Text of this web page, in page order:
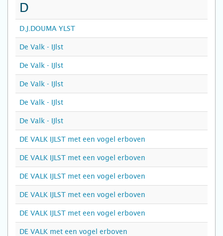
D
D.J.DOUMA YLST
De Valk - IJlst
De Valk - IJlst
De Valk - IJlst
De Valk - IJlst
De Valk - IJlst
DE VALK IJLST met een vogel erboven
DE VALK IJLST met een vogel erboven
DE VALK IJLST met een vogel erboven
DE VALK IJLST met een vogel erboven
DE VALK IJLST met een vogel erboven
DE VALK met een vogel erboven